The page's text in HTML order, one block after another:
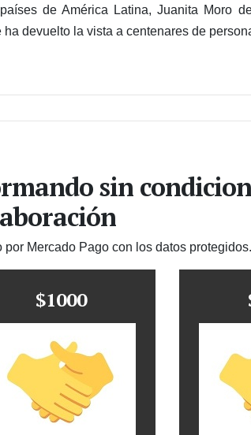
de América Latina, Juanita Moro
devuelto la vista a centenares de
sin
Mercado Pago con los datos protegidos.
$1000